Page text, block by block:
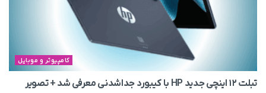
کامپیوتر و موبایل
تبلت ۱۲ اینچی جدید HP با کیبورد جداشدنی معرفی شد + تصویر